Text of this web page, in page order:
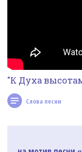
"К Духа
Слова песни